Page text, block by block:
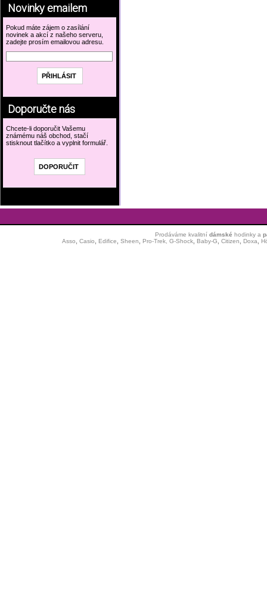
Novinky emailem
Pokud máte zájem o zasílání
novinek a akcí z našeho serveru,
zadejte prosím emailovou adresu.
Doporučte nás
Chcete-li doporučit Vašemu
známému náš obchod, stačí
stisknout tlačítko a vyplnit formulář.
Prodáváme kvalitní dámské hodinkya
Asso
Casio Edifice Sheen Pro-Trek, G-Shock, Baby-G Citizen Doxa